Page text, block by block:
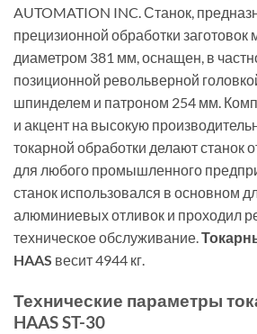
AUTOMATION INC. Станок,
прецизионной обработки
диаметром 381 мм, оснащен, в
позиционной револьверной
шпинделем и патроном 254 мм.
и акцент на высокую
токарной обработки делают
для любого промышленного
станок использовался в основном
алюминиевых отливок и проходил
техническое обслуживание.
HAAS весит 4944 кг.
Технические параметры
HAAS ST-30